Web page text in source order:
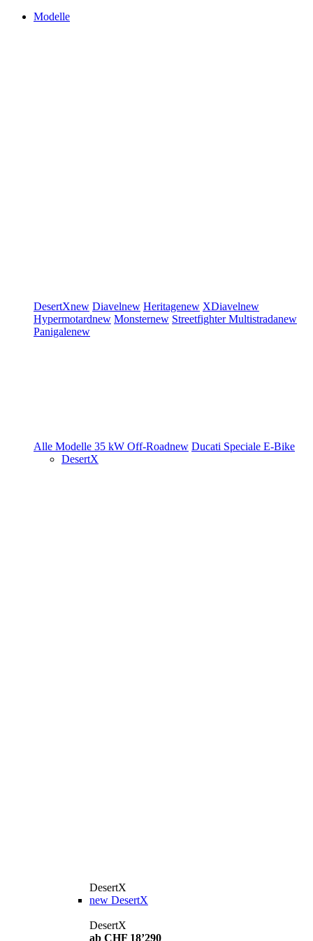
Modelle
DesertXnew Diavelnew Heritagenew XDiavelnew
Hypermotardnew Monsternew StreetfighterMultistradanew
Panigalenew
Alle Modelle 35 kW Off-Roadnew Ducati Speciale E-Bike
DesertX
DesertX
new DesertX
DesertX
ab CHF 18’290